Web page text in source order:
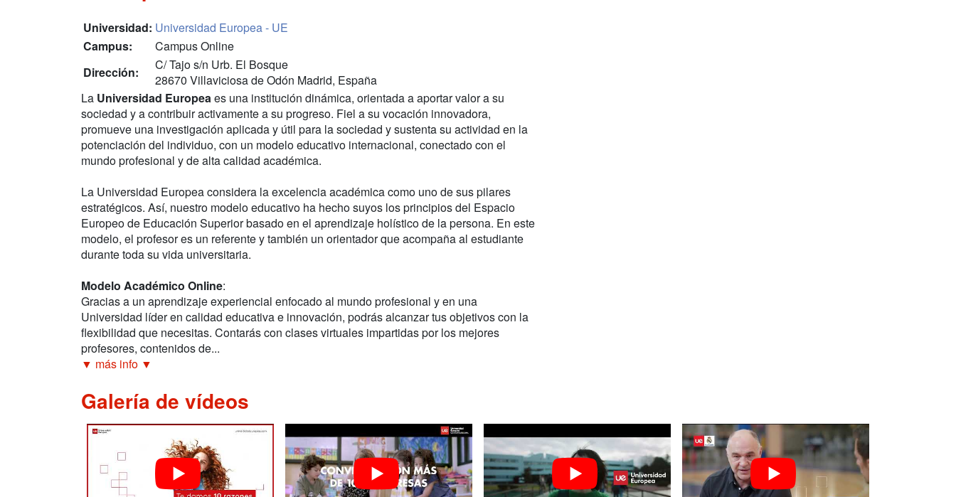
Universidad: Universidad Europea - UE
Campus:
Campus Online
Dirección:
C/ Tajo s/n Urb. El Bosque
28670 Villaviciosa de Odón Madrid, España
La Universidad Europeaes una institución dinámica, orientada a aportar valor a su
sociedad y a contribuir activamente a su progreso. Fiel a su vocación innovadora,
promueve una investigación aplicada y útil para la sociedad y sustenta su actividad en la
potenciación del individuo, con un modelo educativo internacional, conectado con el
mundo profesional y de alta calidad académica.
La Universidad Europea considera la excelencia académica como uno de sus pilares
estratégicos. Así, nuestro modelo educativo ha hecho suyos los principios del Espacio
Europeo de Educación Superior basado en el aprendizaje holístico de la persona. En este
modelo, el profesor es un referente y también un orientador que acompaña al estudiante
durante toda su vida universitaria.
Modelo Académico Online:
Gracias a un aprendizaje experiencial enfocado al mundo profesional y en una
Universidad líder en calidad educativa e innovación, podrás alcanzar tus objetivos con la
flexibilidad que necesitas. Contarás con clases virtuales impartidas por los mejores
profesores, contenidos de...
▼ más info ▼
Galería de vídeos